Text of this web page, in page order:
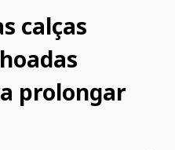
calças
prolongar